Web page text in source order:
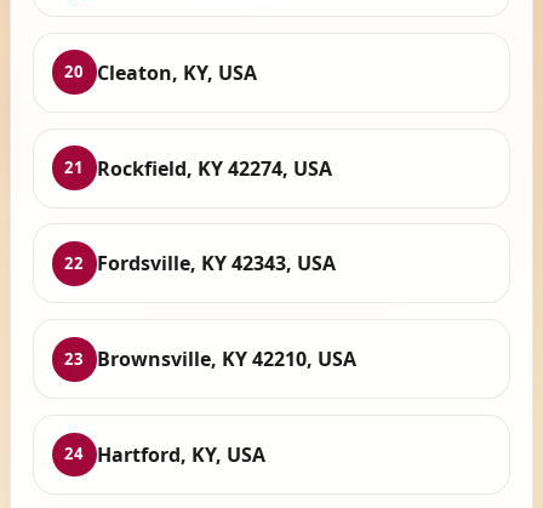
20 Cleaton, KY, USA
21 Rockfield, KY 42274, USA
22 Fordsville, KY 42343, USA
23 Brownsville, KY 42210, USA
24 Hartford, KY, USA